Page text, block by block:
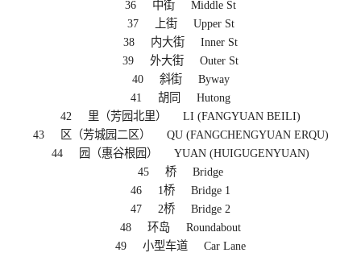
36 中街 Middle St
37 上街 Upper St
38 内大街 Inner St
39 外大街 Outer St
40 斜街 Byway
41 胡同 Hutong
42 里（芳园北里） LI (FANGYUAN BEILI)
43 区（芳城园二区） QU (FANGCHENGYUAN ERQU)
44 园（惠谷根园） YUAN (HUIGUGENYUAN)
45 桥 Bridge
46 1桥 Bridge 1
47 2桥 Bridge 2
48 环岛 Roundabout
49 小型车道 Car Lane